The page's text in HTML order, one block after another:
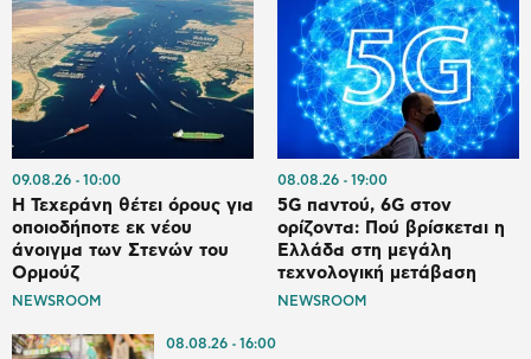
09.08.26 10:00
Η Τεχεράνη θέτει όρους για
οποιοδήποτε εκ νέου
άνοιγμα των Στενών του
Ορμούζ
NEWSROOM
08.08.26 19:00
5G παντού, 6G στον
ορίζοντα: Πού βρίσκεται η
Ελλάδα στη μεγάλη
τεχνολογική μετάβαση
NEWSROOM
08.08.26 16:00